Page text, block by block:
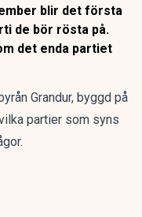
blir det första
de bör rösta på.
det enda partiet
Grandur, byggd på
partier som syns